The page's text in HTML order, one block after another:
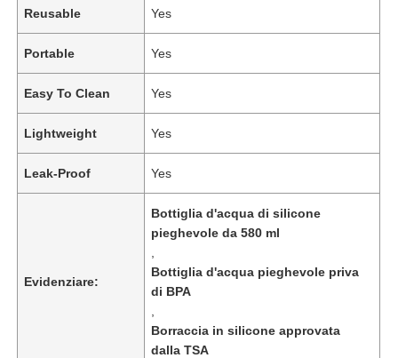
Reusable Yes
Portable Yes
Easy To Clean Yes
Lightweight Yes
Leak-Proof Yes
Evidenziare:
Bottiglia d'acqua di silicone
pieghevole da 580 ml
Bottiglia d'acqua pieghevole priva
di BPA
Borraccia in silicone approvata
dalla TSA